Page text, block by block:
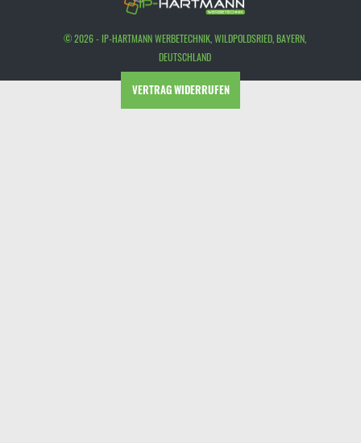
© 2026 - IP-HARTMANN WERBETECHNIK, WILDPOLDSRIED, BAYERN,
DEUTSCHLAND
VERTRAG WIDERRUFEN